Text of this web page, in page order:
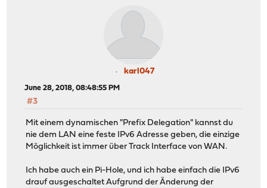
karl047
June 28, 2018, 08:48:55 PM
#3
Mit einem dynamischen "Prefix Delegation" kannst du
nie dem LAN eine feste IPv6 Adresse geben, die einzige
Möglichkeit ist immer über Track Interface von WAN.
Ich habe auch ein Pi-Hole, und ich habe einfach die IPv6
drauf ausgeschaltet Aufgrund der Änderung der